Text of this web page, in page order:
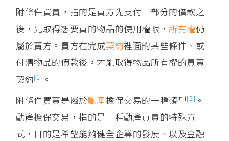
附條件買賣，指的是買方先支付一部分的價款之
後，先取得想要買的物品的使用權限，所有權仍
屬於賣方。買方在完成契約裡面的某些條件、或
付清物品的價款後，才能取得物品所有權的買賣
契約[1] 。
附條件買賣是屬於動產擔保交易的一種類型[2] 。
動產擔保交易，指的是一種動產買賣的特殊方
式，目的是希望能夠健全企業的發展、以及金融